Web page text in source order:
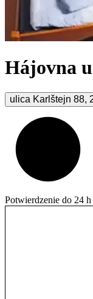
Hájovna
ulica Karlštejn 88,
Potwierdzenie do 24 h